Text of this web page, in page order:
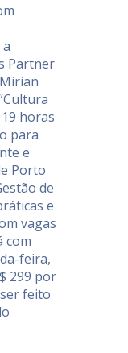
Partner
horas
para
e
Porto
de
e
vagas
com
feira,
299 por
feito